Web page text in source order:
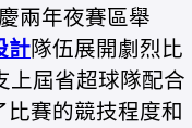
兩年夜賽區舉
計隊伍展開劇烈比
上屆省超球隊配合
賽的競技程度和